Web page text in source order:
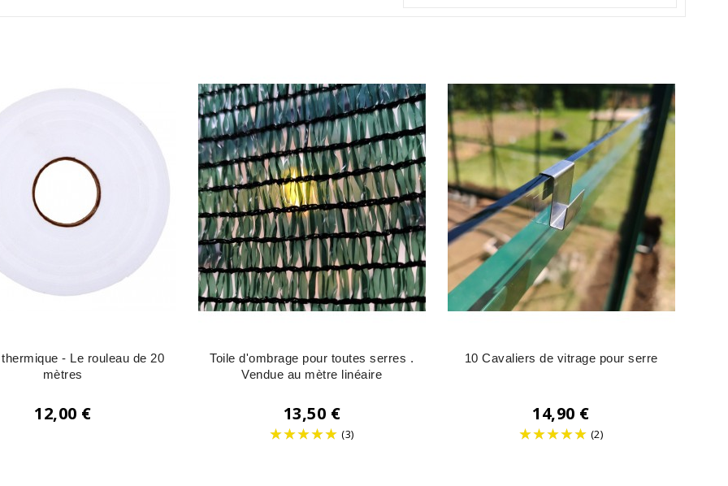
- Le rouleau de 20
mètres
12,00 €
Toile d'ombrage pour toutes serres .
Vendue au mètre linéaire
13,50 €
(3)
10 Cavaliers de vitrage pour serre
14,90 €
(2)